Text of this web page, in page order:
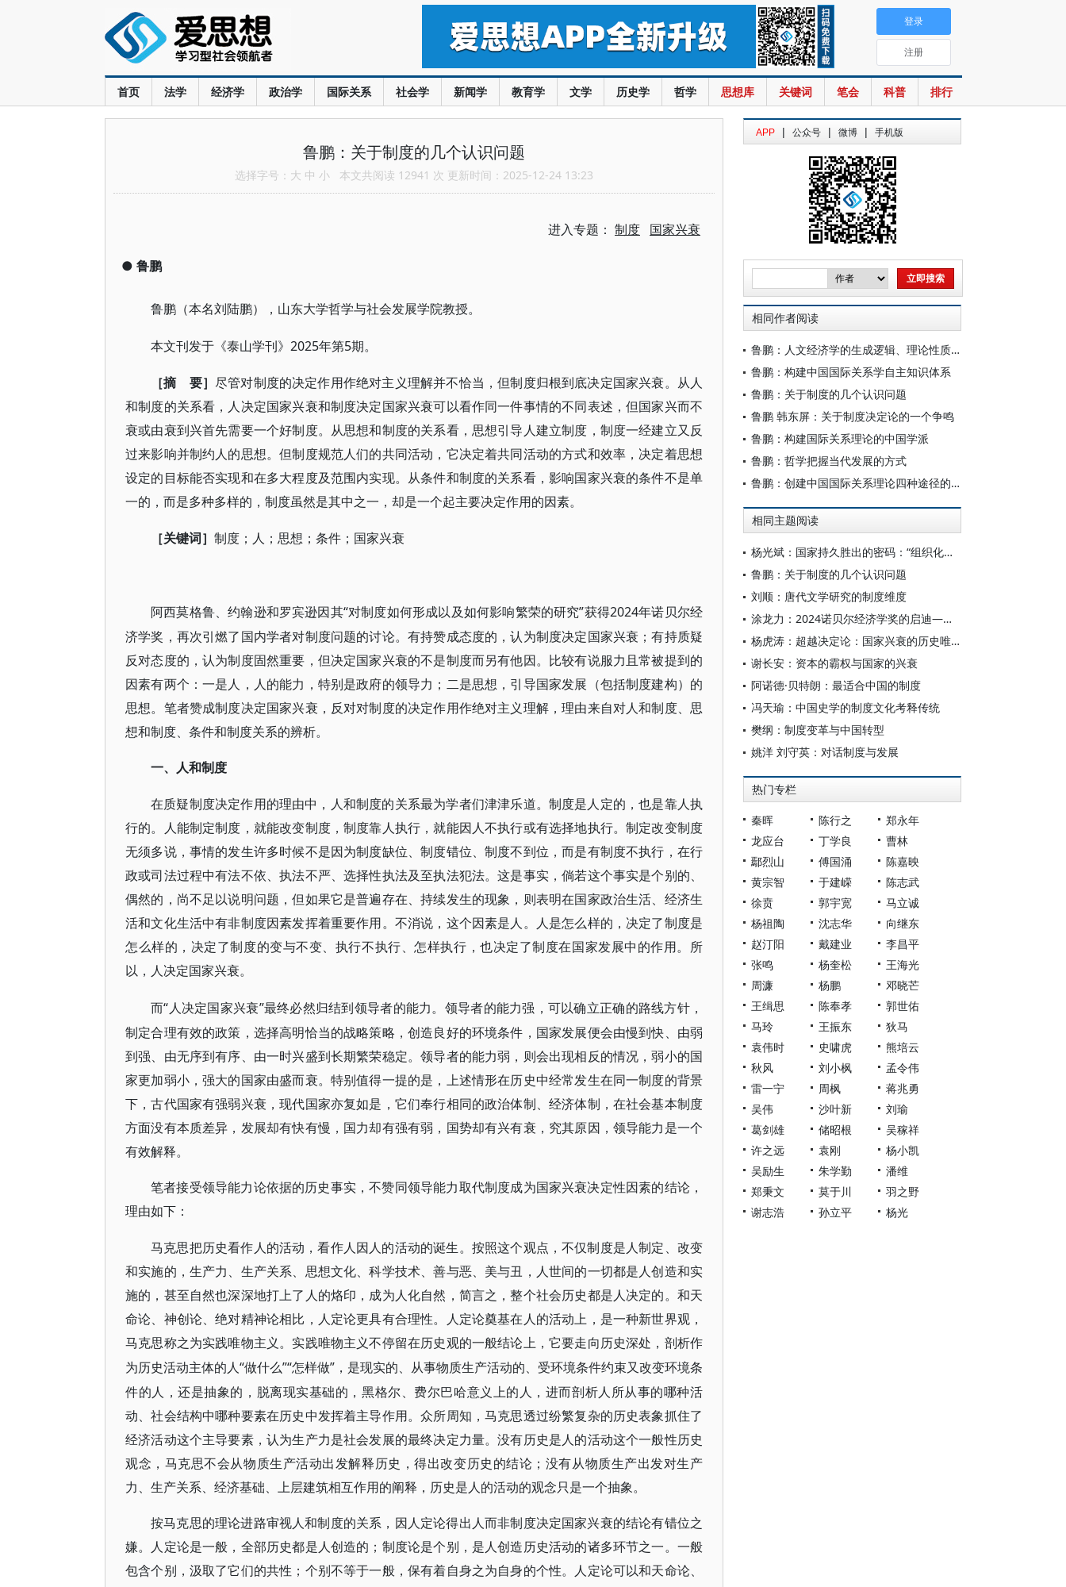
首页 法学 经济学 政治学 国际关系 社会学 新闻学 教育学 文学 历史学 哲学 思想库 关键词 笔会 科普 排行
登录
注册
鲁鹏：关于制度的几个认识问题
选择字号： 大 中 小 本文共阅读 12941 次 更新时间：2025-12-24 13:23
进入专题： 制度 国家兴衰
● 鲁鹏
鲁鹏（本名刘陆鹏），山东大学哲学与社会发展学院教授。
本文刊发于《泰山学刊》 2025年第5期。
［摘 要］ 尽管对制度的决定作用作绝对主义理解并不恰当，但制度归根到底决定国家兴衰。从人
和制度的关系看，人决定国家兴衰和制度决定国家兴衰可以看作同一件事情的不同表述，但国家兴而不
衰或由衰到兴首先需要一个好制度。从思想和制度的关系看，思想引导人建立制度，制度一经建立又反
过来影响并制约人的思想。但制度规范人们的共同活动，它决定着共同活动的方式和效率，决定着思想
设定的目标能否实现和在多大程度及范围内实现。从条件和制度的关系看，影响国家兴衰的条件不是单
一的，而是多种多样的，制度虽然是其中之一，却是一个起主要决定作用的因素。
［关键词］ 制度；人；思想；条件；国家兴衰
阿西莫格鲁、约翰逊和罗宾逊因其“对制度如何形成以及如何影响繁荣的研究”获得2024年诺贝尔经
济学奖，再次引燃了国内学者对制度问题的讨论。有持赞成态度的，认为制度决定国家兴衰；有持质疑
反对态度的，认为制度固然重要，但决定国家兴衰的不是制度而另有他因。比较有说服力且常被提到的
因素有两个：一是人，人的能力，特别是政府的领导力；二是思想，引导国家发展（包括制度建构）的
思想。笔者赞成制度决定国家兴衰，反对对制度的决定作用作绝对主义理解，理由来自对人和制度、思
想和制度、条件和制度关系的辨析。
一、人和制度
在质疑制度决定作用的理由中，人和制度的关系最为学者们津津乐道。制度是人定的，也是靠人执
行的。人能制定制度，就能改变制度，制度靠人执行，就能因人不执行或有选择地执行。制定改变制度
无须多说，事情的发生许多时候不是因为制度缺位、制度错位、制度不到位，而是有制度不执行，在行
政或司法过程中有法不依、执法不严、选择性执法及至执法犯法。这是事实，倘若这个事实是个别的、
偶然的，尚不足以说明问题，但如果它是普遍存在、持续发生的现象，则表明在国家政治生活、经济生
活和文化生活中有非制度因素发挥着重要作用。不消说，这个因素是人。人是怎么样的，决定了制度是
怎么样的，决定了制度的变与不变、执行不执行、怎样执行，也决定了制度在国家发展中的作用。所
以，人决定国家兴衰。
而“人决定国家兴衰”最终必然归结到领导者的能力。领导者的能力强，可以确立正确的路线方针，
制定合理有效的政策，选择高明恰当的战略策略，创造良好的环境条件，国家发展便会由慢到快、由弱
到强、由无序到有序、由一时兴盛到长期繁荣稳定。领导者的能力弱，则会出现相反的情况，弱小的国
家更加弱小，强大的国家由盛而衰。特别值得一提的是，上述情形在历史中经常发生在同一制度的背景
下，古代国家有强弱兴衰，现代国家亦复如是，它们奉行相同的政治体制、经济体制，在社会基本制度
方面没有本质差异，发展却有快有慢，国力却有强有弱，国势却有兴有衰，究其原因，领导能力是一个
有效解释。
笔者接受领导能力论依据的历史事实，不赞同领导能力取代制度成为国家兴衰决定性因素的结论，
理由如下：
马克思把历史看作人的活动，看作人因人的活动的诞生。按照这个观点，不仅制度是人制定、改变
和实施的，生产力、生产关系、思想文化、科学技术、善与恶、美与丑，人世间的一切都是人创造和实
施的，甚至自然也深深地打上了人的烙印，成为人化自然，简言之，整个社会历史都是人决定的。和天
命论、神创论、绝对精神论相比，人定论更具有合理性。人定论奠基在人的活动上，是一种新世界观，
马克思称之为实践唯物主义。实践唯物主义不停留在历史观的一般结论上，它要走向历史深处，剖析作
为历史活动主体的人 “做什么”“怎样做”，是现实的、从事物质生产活动的、受环境条件约束又改变环境条
件的人，还是抽象的，脱离现实基础的，黑格尔、费尔巴哈意义上的人，进而剖析人所从事的哪种活
动、社会结构中哪种要素在历史中发挥着主导作用。众所周知，马克思透过纷繁复杂的历史表象抓住了
经济活动这个主导要素，认为生产力是社会发展的最终决定力量。没有历史是人的活动这个一般性历史
观念，马克思不会从物质生产活动出发解释历史，得出改变历史的结论；没有从物质生产出发对生产
力、生产关系、经济基础、上层建筑相互作用的阐释，历史是人的活动的观念只是一个抽象。
按马克思的理论进路审视人和制度的关系，因人定论得出人而非制度决定国家兴衰的结论有错位之
嫌。人定论是一般，全部历史都是人创造的；制度论是个别，是人创造历史活动的诸多环节之一。一般
包含个别，汲取了它们的共性；个别不等于一般，保有着自身之为自身的个性。人定论可以和天命论、
APP | 公众号 | 微博 | 手机版
相同作者阅读
鲁鹏：人文经济学的生成逻辑、理论性质与未来图景
鲁鹏：构建中国国际关系学自主知识体系
鲁鹏：关于制度的几个认识问题
鲁鹏 韩东屏：关于制度决定论的一个争鸣
鲁鹏：构建国际关系理论的中国学派
鲁鹏：哲学把握当代发展的方式
鲁鹏：创建中国国际关系理论四种途径的分析与评价
相同主题阅读
杨光斌：国家持久胜出的密码：“组织化程度”如何决定大国命运？
鲁鹏：关于制度的几个认识问题
刘顺：唐代文学研究的制度维度
涂龙力：2024诺贝尔经济学奖的启迪——制度与技术对经济发展的双重作用
杨虎涛：超越决定论：国家兴衰的历史唯物主义再解读
谢长安：资本的霸权与国家的兴衰
阿诺德·贝特朗：最适合中国的制度
冯天瑜：中国史学的制度文化考释传统
樊纲：制度变革与中国转型
姚洋 刘守英：对话制度与发展
热门专栏
秦晖 陈行之
郑永年
龙应台
丁学良
曹林
鄢烈山
傅国涌
陈嘉映
黄宗智
于建嵘
陈志武
徐贲
郭宇宽
马立诚
杨祖陶
沈志华
向继东
赵汀阳
戴建业
李昌平
张鸣
杨奎松
王海光
周濂
杨鹏
邓晓芒
王缉思
陈奉孝
郭世佑
马玲
王振东
狄马
袁伟时
史啸虎
熊培云
秋风
刘小枫
孟令伟
雷一宁
周枫
蒋兆勇
吴伟
沙叶新
刘瑜
葛剑雄
储昭根
吴稼祥
许之远
袁刚
杨小凯
吴励生
朱学勤
潘维
郑秉文
莫于川
羽之野
谢志浩
孙立平 杨光